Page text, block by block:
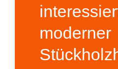
moderner
Wir Beraten Sie
Stückholzheizungen
Methoden des